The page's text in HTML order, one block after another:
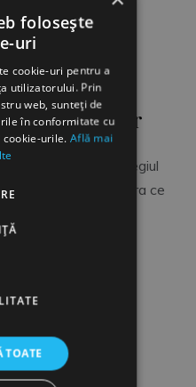
descultilor
functioneaza Colegiul
scoala extraordinara ce
rural, multi dintre
in
folosește
uri
cookie-uri pentru a
utilizatorului. Prin
web, sunteți de
în conformitate cu
cookie-urile.Află mai
TOATE